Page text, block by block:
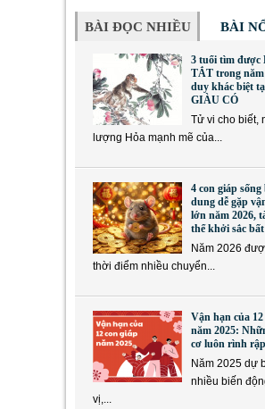
BÀI ĐỌC NHIỀU BÀI
3 tuổi tìm được
TẮT trong năm
duy khác biệt
GIÀU CÓ
Tử vi cho biết,
lượng Hỏa mạnh mẽ của...
4 con giáp sống
dung dễ gặp
lớn năm 2026,
thể khởi sắc
Năm 2026
thời điểm nhiều chuyển...
Vận hạn của
năm 2025:
cơ luôn rình rập
Năm 2025 dự
nhiều biến
vị,...